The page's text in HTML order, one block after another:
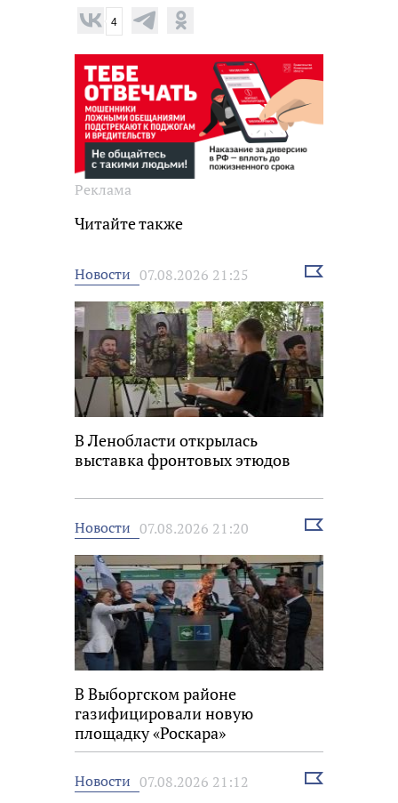
4
Реклама
Читайте также
Новости 07.08.2026 21:25
Выбрать
В Ленобласти открылась
выставка фронтовых этюдов
Новости 07.08.2026 21:20
Выбрать
В Выборгском районе
газифицировали новую
площадку «Роскара»
Новости 07.08.2026 21:12
Выбрать